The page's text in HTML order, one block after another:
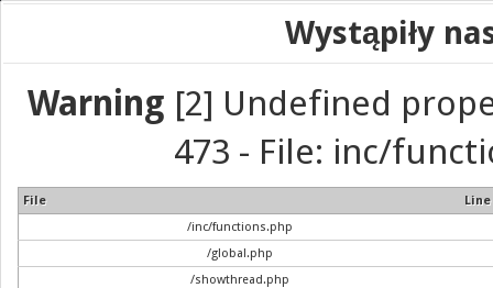
Wystąpiły
Warning [2] Undefined
473 - File: inc/
File
Line
/inc/functions.php
/global.php
/showthread.php